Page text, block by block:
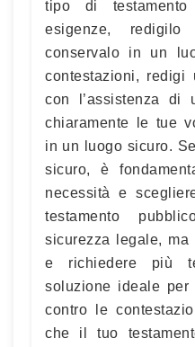
tipo di
esigenze,
conservalo in un
contestazioni, redigi
con l’assistenza di
chiaramente le tue
in un luogo sicuro.
sicuro, è
necessità e
testamento
sicurezza legale,
e richiedere più
soluzione ideale
contro le
che il tuo